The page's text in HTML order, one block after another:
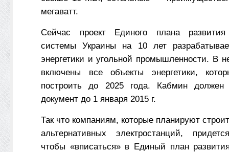
мегаватт.
Сейчас проект Единого плана развития
системы Украины на 10 лет
энергетики и угольной промышленности. В
включены все объекты энергетики,
построить до 2025 года. Кабмин должен
документ до 1 января 2015 г.
Так что компаниям, которые планируют
альтернативных электростанций,
чтобы «вписаться» в Единый план развития